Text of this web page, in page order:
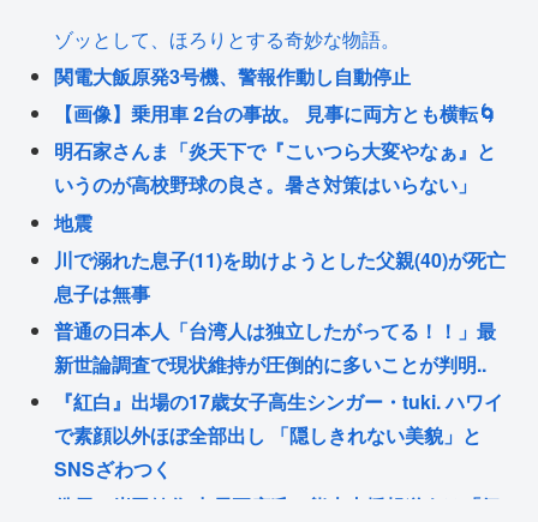
ゾッとして、ほろりとする奇妙な物語。
関電大飯原発3号機、警報作動し自動停止
【画像】乗用車 2台の事故。 見事に両方とも横転🌀
明石家さんま「炎天下で『こいつら大変やなぁ』と
いうのが高校野球の良さ。暑さ対策はいらない」
地震
川で溺れた息子(11)を助けようとした父親(40)が死亡
息子は無事
普通の日本人「台湾人は独立したがってる！！」最
新世論調査で現状維持が圧倒的に多いことが判明..
『紅白』出場の17歳女子高生シンガー・tuki. ハワイ
で素顔以外ほぼ全部出し 「隠しきれない美貌」と
SNSざわつく
俳優・岸田健作 中居正広氏の熊本支援報道うけ「気